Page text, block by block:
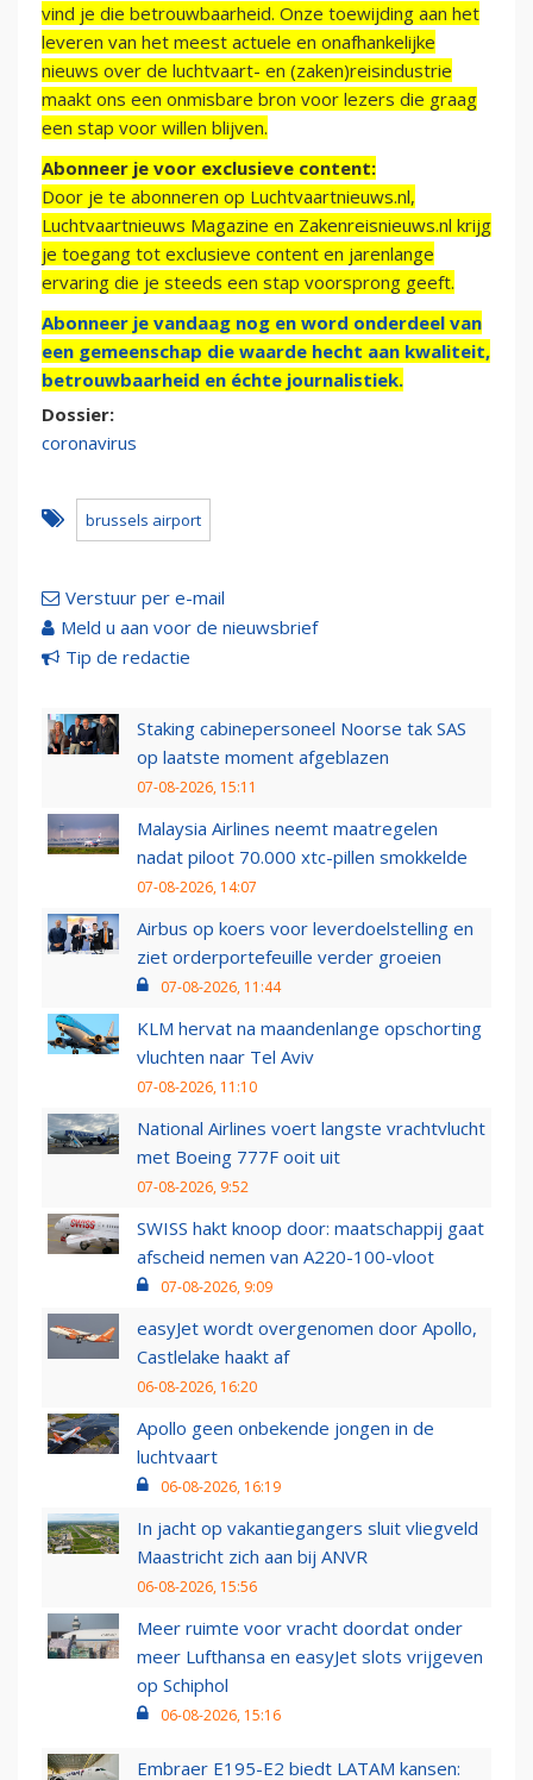
vind je die betrouwbaarheid. Onze toewijding aan het
leveren van het meest actuele en onafhankelijke
nieuws over de luchtvaart- en (zaken)reisindustrie
maakt ons een onmisbare bron voor lezers die graag
een stap voor willen blijven.
Abonneer je voor exclusieve content:
Door je te abonneren op Luchtvaartnieuws.nl,
Luchtvaartnieuws Magazine en Zakenreisnieuws.nl krijg
je toegang tot exclusieve content en jarenlange
ervaring die je steeds een stap voorsprong geeft.
Abonneer je vandaag nog en word onderdeel van
een gemeenschap die waarde hecht aan kwaliteit,
betrouwbaarheid en échte journalistiek.
Dossier:
coronavirus
brussels airport
Verstuur per e-mail
Meld u aan voor de nieuwsbrief
Tip de redactie
Staking cabinepersoneel Noorse tak SAS
op laatste moment afgeblazen
07-08-2026, 15:11
Malaysia Airlines neemt maatregelen
nadat piloot 70.000 xtc-pillen smokkelde
07-08-2026, 14:07
Airbus op koers voor leverdoelstelling en
ziet orderportefeuille verder groeien
07-08-2026, 11:44
KLM hervat na maandenlange opschorting
vluchten naar Tel Aviv
07-08-2026, 11:10
National Airlines voert langste vrachtvlucht
met Boeing 777F ooit uit
07-08-2026, 9:52
SWISS hakt knoop door: maatschappij gaat
afscheid nemen van A220-100-vloot
07-08-2026, 9:09
easyJet wordt overgenomen door Apollo,
Castlelake haakt af
06-08-2026, 16:20
Apollo geen onbekende jongen in de
luchtvaart
06-08-2026, 16:19
In jacht op vakantiegangers sluit vliegveld
Maastricht zich aan bij ANVR
06-08-2026, 15:56
Meer ruimte voor vracht doordat onder
meer Lufthansa en easyJet slots vrijgeven
op Schiphol
06-08-2026, 15:16
Embraer E195-E2 biedt LATAM kansen: